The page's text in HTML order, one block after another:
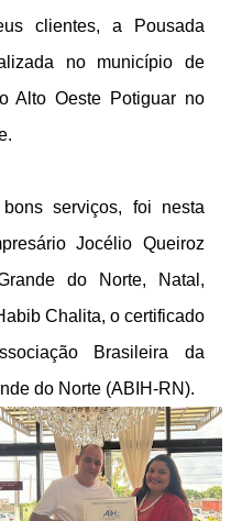
clientes, a Pousada
no município de
Alto Oeste Potiguar no
serviços, foi nesta
Jocélio Queiroz
do Norte, Natal,
Chalita, o certificado
Brasileira da
do Norte (ABIH-RN).